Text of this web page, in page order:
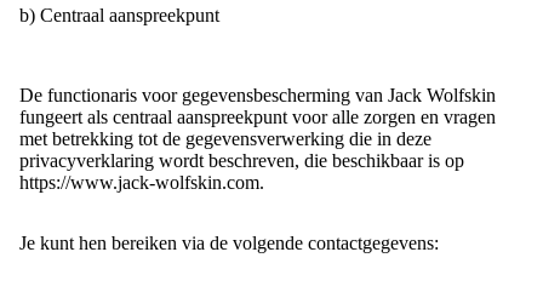
b) Centraal aanspreekpunt
De functionaris voor gegevensbescherming van Jack Wolfskin
fungeert als centraal aanspreekpunt voor alle zorgen en vragen
met betrekking tot de gegevensverwerking die in deze
privacyverklaring wordt beschreven, die beschikbaar is op
https://www.jack-wolfskin.com.
Je kunt hen bereiken via de volgende contactgegevens: